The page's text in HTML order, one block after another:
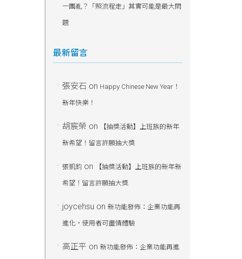
一團亂？「照流程走」其實可能是最大問
題
最新留言
張安石 on Happy Chinese New Year！
新年快樂！
胡宸榮 on 【抽獎活動】上班族的新年
新希望！留言許願抽大獎
張凱鈞on 【抽獎活動】上班族的新年新
希望！留言許願抽大獎
joycehsu on 新功能發佈：企業功能再
進化，使用者可盡情體驗
高正平 on 新功能發佈：企業功能再進